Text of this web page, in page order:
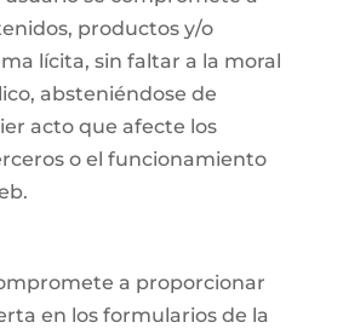
productos y/o
lícita, sin faltar a la moral
absteniéndose de
acto que afecte los
o el funcionamiento
a proporcionar
en los formularios de la